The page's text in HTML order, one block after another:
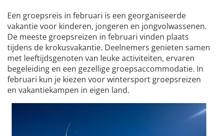
Een groepsreis in februari is een georganiseerde
vakantie voor kinderen, jongeren en jongvolwassenen.
De meeste groepsreizen in februari vinden plaats
tijdens de krokusvakantie. Deelnemers genieten samen
met leeftijdsgenoten van leuke activiteiten, ervaren
begeleiding en een gezellige groepsaccommodatie. In
februari kun je kiezen voor wintersport groepsreizen
en vakantiekampen in eigen land.